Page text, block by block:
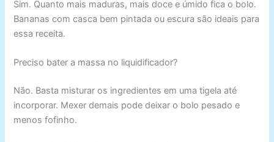
Sim. Quanto mais maduras, mais doce e úmido fica o bolo.
Bananas com casca bem pintada ou escura são ideais para
essa receita.
Preciso bater a massa no liquidificador?
Não. Basta misturar os ingredientes em uma tigela até
incorporar. Mexer demais pode deixar o bolo pesado e
menos fofinho.